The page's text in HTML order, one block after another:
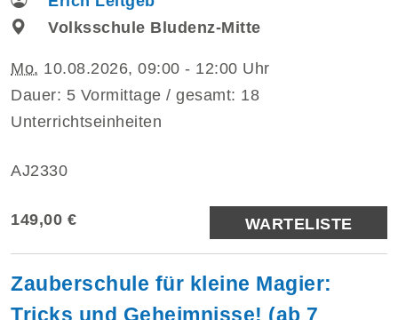
Volksschule Bludenz-Mitte
Mo. 10.08.2026, 09:00 - 12:00 Uhr
Dauer: 5 Vormittage / gesamt: 18
Unterrichtseinheiten
AJ2330
149,00 € WARTELISTE
Zauberschule für kleine Magier:
Tricks und Geheimnisse! (ab 7